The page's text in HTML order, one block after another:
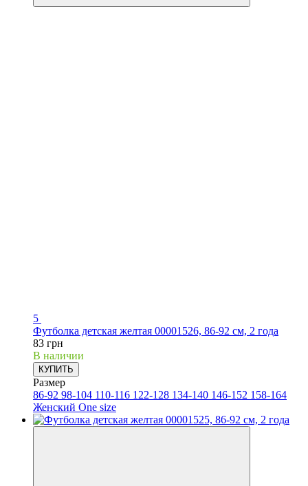
5
Футболка детская желтая 00001526, 86-92 см, 2 года
83 грн
В наличии
КУПИТЬ
Размер
86-92 98-104 110-116 122-128 134-140 146-152 158-164
Женский One size